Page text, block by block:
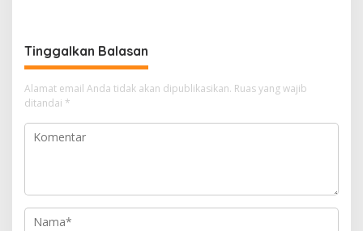
Tinggalkan Balasan
Alamat email Anda tidak akan dipublikasikan. Ruas yang wajib
ditandai *